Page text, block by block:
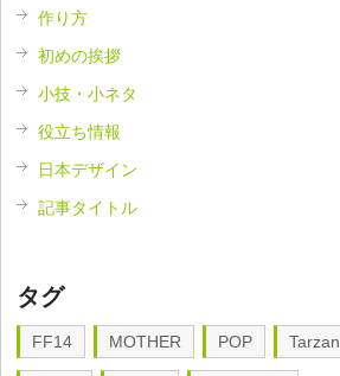
作り方
初めの挨拶
小技・小ネタ
役立ち情報
日本デザイン
記事タイトル
タグ
FF14 MOTHER POP Tarzan